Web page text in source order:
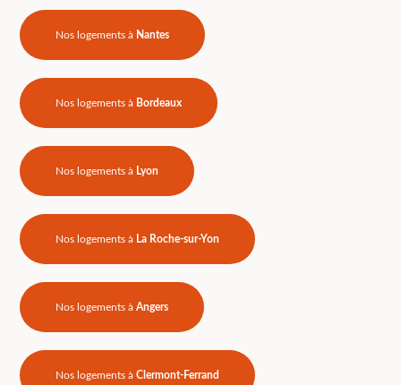
Nos logements à Nantes
Nos logements à Bordeaux
Nos logements à Lyon
Nos logements à La Roche-sur-Yon
Nos logements àAngers
Nos logements àClermont-Ferrand